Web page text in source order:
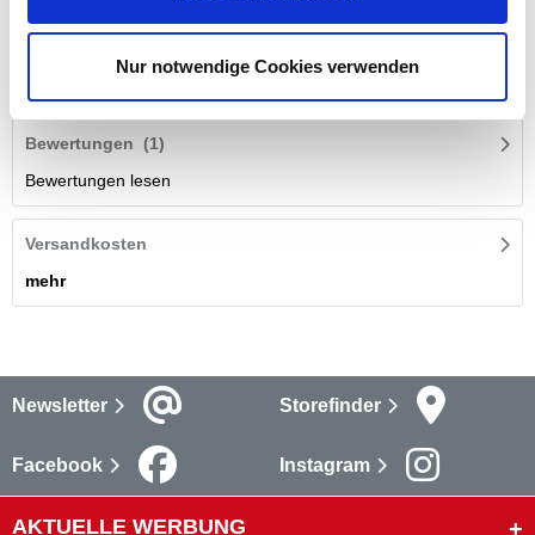
Nur notwendige Cookies verwenden
universell einsetzbar.
Bewertungen (1)
Bewertungen lesen
Versandkosten
mehr
Newsletter Storefinder
Facebook Instagram
AKTUELLE WERBUNG